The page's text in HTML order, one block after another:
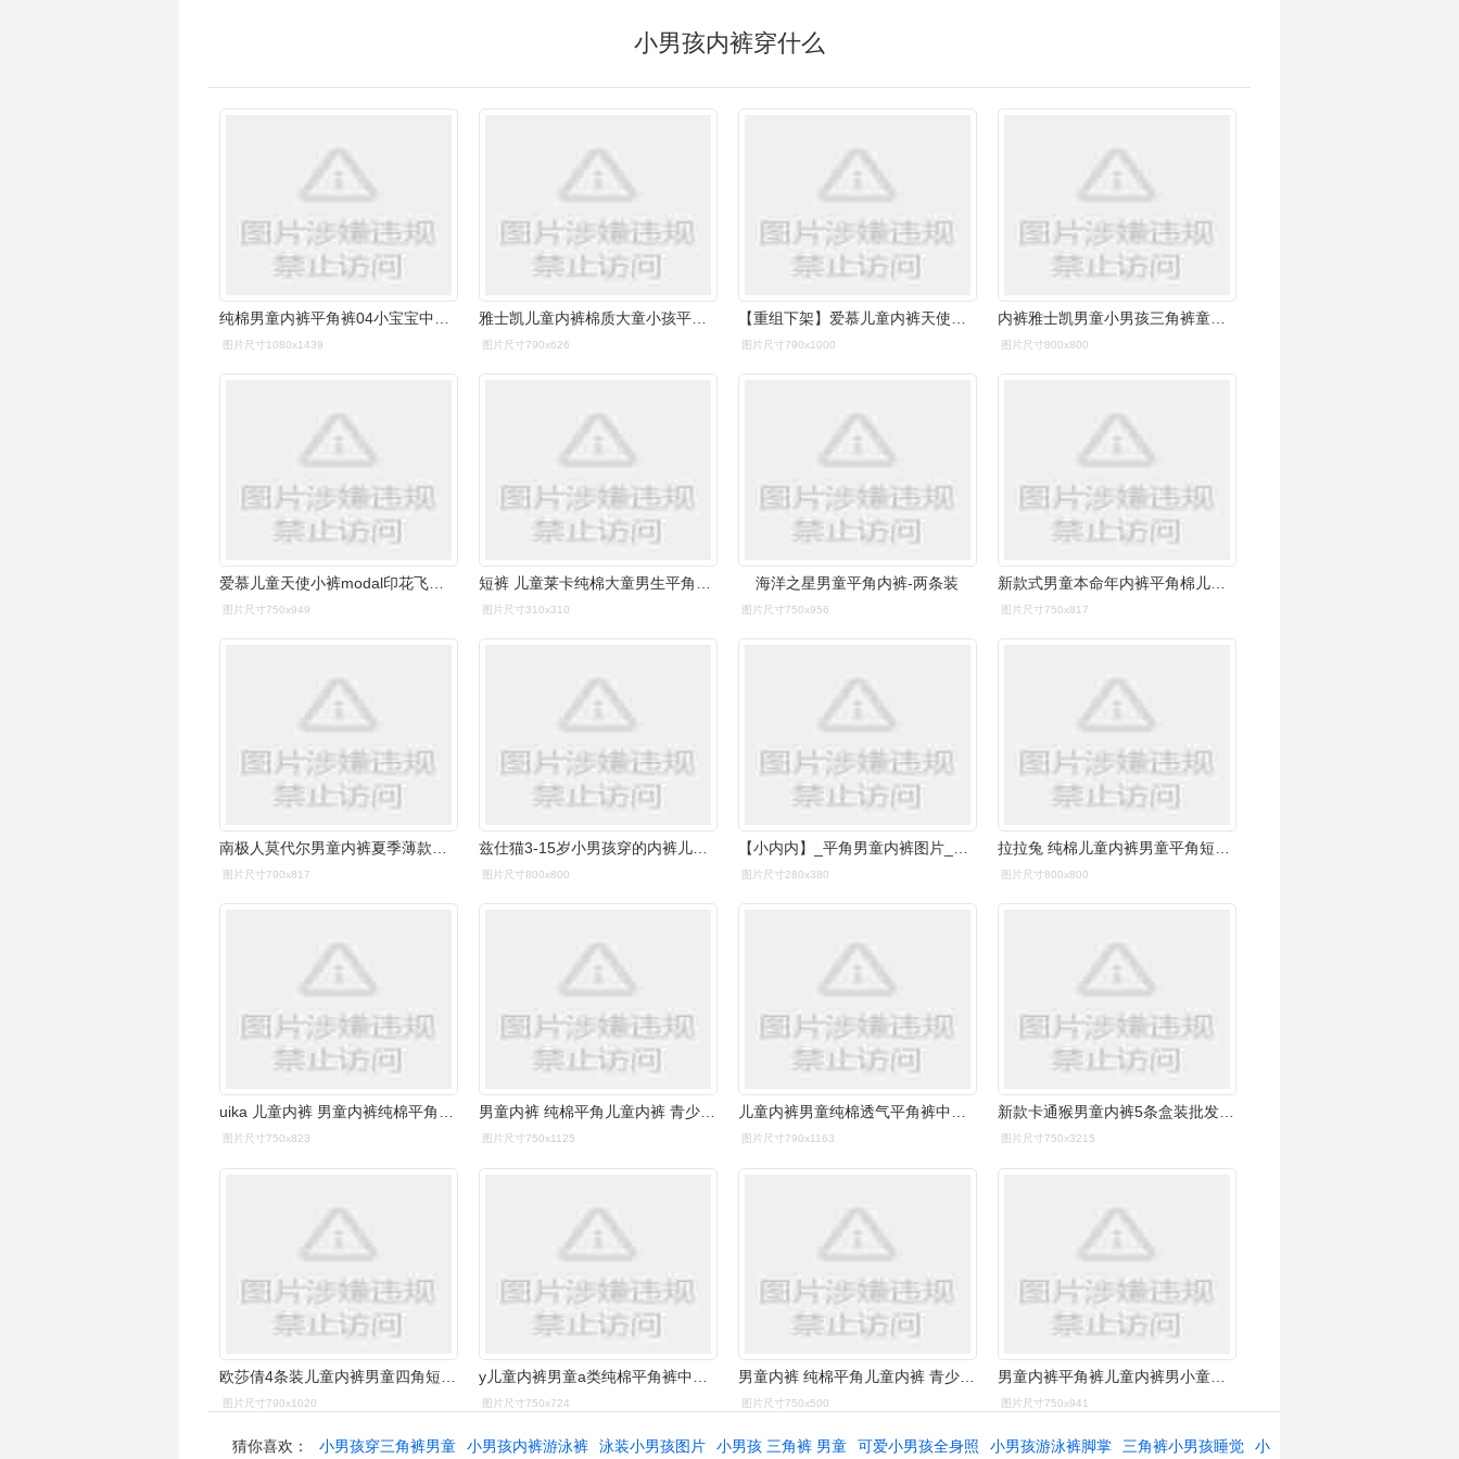
小男孩内裤穿什么
图片尺寸1080x1439
雅士凯儿童内裤棉质大童小孩平角裤男童底裤男孩中童四角裤礼盒装
图片尺寸790x626 图片尺寸790x1000 图片尺寸800x800
爱慕儿童天使小裤modal印花飞天环游记男童中腰三角内裤ak2221202
图片尺寸750x949 图片尺寸310x310
海洋之星男童平角内裤-两条装
图片尺寸750x956 图片尺寸750x817
图片尺寸790x817
兹仕猫3-15岁小男孩穿的内裤儿童内裤男童平角3宝宝小童6中大童10四角
图片尺寸800x800 图片尺寸280x380 图片尺寸800x800
uika 儿童内裤 男童内裤纯棉平角四角裤 男中大童小孩裤衩
图片尺寸750x823
男童内裤 纯棉平角儿童内裤 青少年 小中大童四角短裤
图片尺寸750x1125
儿童内裤男童纯棉透气平角裤中大童夏季薄款四角短裤青少年小男孩
图片尺寸790x1163
新款卡通猴男童内裤5条盒装批发 纯棉舒适大童小男孩平角内裤
图片尺寸750x3215
欧莎倩4条装儿童内裤男童四角短裤裤衩平角8大童小孩10男孩12学生底裤
图片尺寸790x1020
y儿童内裤男童a类纯棉平角裤中大童卡通四角裤小男孩短裤宝宝底裤鸟之
图片尺寸750x724
男童内裤 纯棉平角儿童内裤 青少年 小中大童四角短裤
图片尺寸750x500
男童内裤平角裤儿童内裤男小童男孩宝宝小童四角裤短裤小孩男宝宝
图片尺寸750x941
猜你喜欢： 小男孩穿三角裤男童 小男孩内裤游泳裤 泳装小男孩图片 小男孩 三角裤 男童 可爱小男孩全身照 小男孩游泳裤脚掌 三角裤小男孩睡觉 小